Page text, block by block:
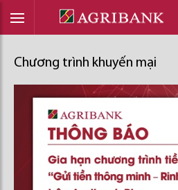
Chương trình khuyến mại